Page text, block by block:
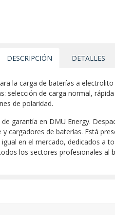
DESCRIPCIÓN DETALLES
la carga de baterías a
selección de carga normal,
de polaridad.
garantía en DMU Energy.
cargadores de baterías. Está
en el mercado, dedicados a
los sectores profesionales al